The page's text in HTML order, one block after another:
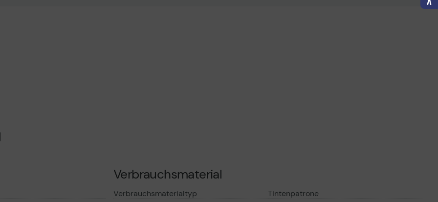
Technisches Produktdatenblatt
Verbrauchsmaterial
Verbrauchsmaterialtyp
Tintenpatrone